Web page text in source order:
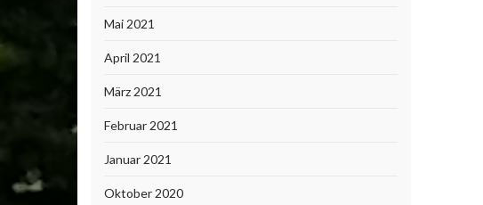
Mai 2021
April 2021
März 2021
Februar 2021
Januar 2021
Oktober 2020